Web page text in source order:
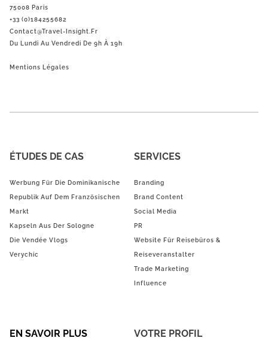
75008 Paris
+33 (0)184255682
Contact@Travel-Insight.fr
Du Lundi Au Vendredi De 9h À 19h
Mentions Légales
ÉTUDES DE CAS
Werbung Für Die Dominikanische
Republik Auf Dem Französischen
Markt
Kapseln Aus Der Sologne
Die Vendée Vlogs
Verychic
SERVICES
Branding
Brand Content
Social Media
PR
Website Für Reisebüros &
Reiseveranstalter
Trade Marketing
Influence
EN SAVOIR PLUS VOTRE PROFIL